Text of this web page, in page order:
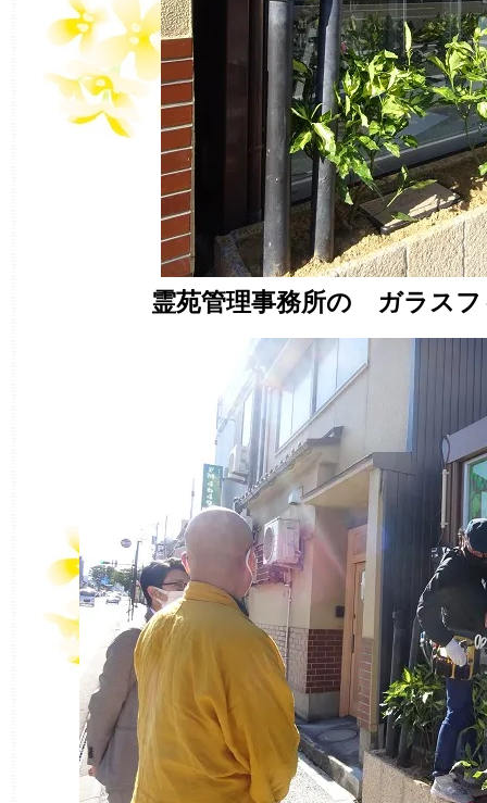
霊苑管理事務所の ガラスフ